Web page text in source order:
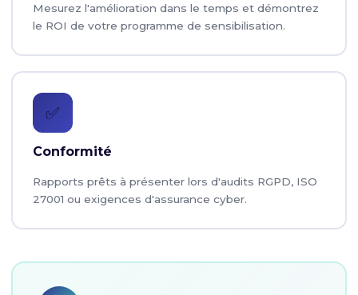
Mesurez l'amélioration dans le temps et démontrez
le ROI de votre programme de sensibilisation.
✅
Conformité
Rapports prêts à présenter lors d'audits RGPD, ISO
27001 ou exigences d'assurance cyber.